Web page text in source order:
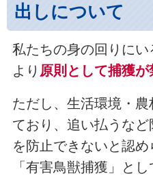
出しについて
私たちの身の回りに
より 原則として捕獲が
ただし、生活環境・
ており、追い払うな
を防止できないと認め
「有害鳥獣捕獲」と